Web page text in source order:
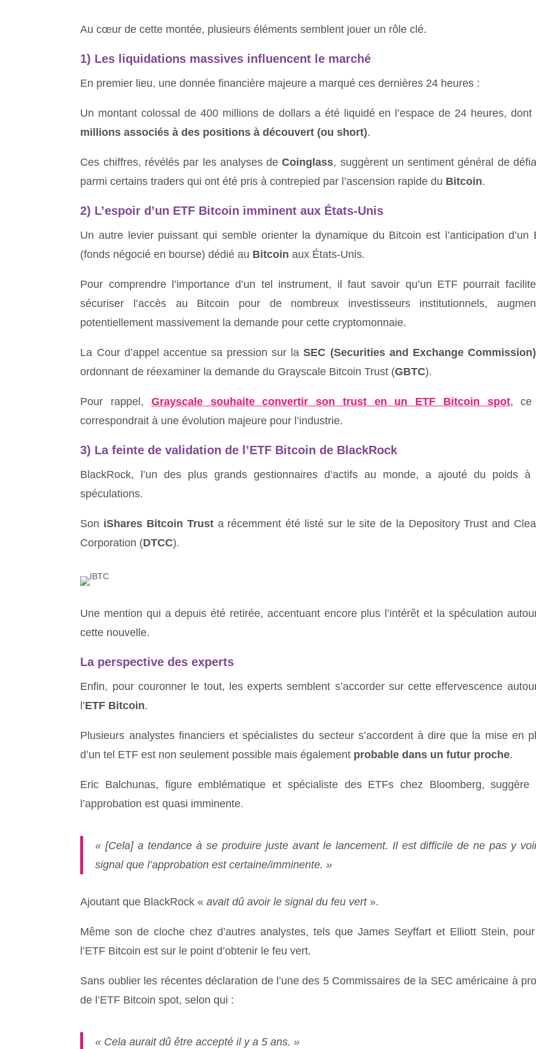
Au cœur de cette montée, plusieurs éléments semblent jouer un rôle clé.
1) Les liquidations massives influencent le marché
En premier lieu, une donnée financière majeure a marqué ces dernières 24 heures :
Un montant colossal de 400 millions de dollars a été liquidé en l’espace de 24 heures, dont
millions associés à des positions à découvert (ou short).
Ces chiffres, révélés par les analyses deCoinglass, suggèrent un sentiment général de
parmi certains traders qui ont été pris à contrepied par l’ascension rapide du Bitcoin.
2) L’espoir d’un ETF Bitcoin imminent aux États-Unis
Un autre levier puissant qui semble orienter la dynamique du Bitcoin est l’anticipation d’un
(fonds négocié en bourse) dédié au Bitcoin aux États-Unis.
Pour comprendre l’importance d’un tel instrument, il faut savoir qu’un ETF pourrait
sécuriser l’accès au Bitcoin pour de nombreux investisseurs institutionnels,
potentiellement massivement la demande pour cette cryptomonnaie.
La Cour d’appel accentue sa pression sur laSEC (Securities and Exchange
ordonnant de réexaminer la demande du Grayscale Bitcoin Trust (GBTC).
Pour rappel, Grayscale souhaite convertir son trust en un ETF Bitcoin spot, ce
correspondrait à une évolution majeure pour l’industrie.
3) La feinte de validation de l’ETF Bitcoin de BlackRock
BlackRock, l’un des plus grands gestionnaires d’actifs au monde, a ajouté du poids à
spéculations.
Son iShares Bitcoin Trusta récemment été listé sur le site de la Depository Trust and
Corporation (DTCC).
Une mention qui a depuis été retirée, accentuant encore plus l’intérêt et la spéculation
cette nouvelle.
La perspective des experts
Enfin, pour couronner le tout, les experts semblent s’accorder sur cette effervescence
l’ETF Bitcoin.
Plusieurs analystes financiers et spécialistes du secteur s’accordent à dire que la mise en
d’un tel ETF est non seulement possible mais également probable dans un futur proche.
Eric Balchunas, figure emblématique et spécialiste des ETFs chez Bloomberg, suggère
l’approbation est quasi imminente.
« [Cela] a tendance à se produire juste avant le lancement. Il est difficile de ne pas y
signal que l’approbation est certaine/imminente. »
Ajoutant que BlackRock «avait dû avoir le signal du feu vert».
Même son de cloche chez d’autres analystes, tels que James Seyffart et Elliott Stein,
l’ETF Bitcoin est sur le point d’obtenir le feu vert.
Sans oublier les récentes déclaration de l’une des 5 Commissaires de la SEC américaine à
de l’ETF Bitcoin spot, selon qui :
« Cela aurait dû être accepté il y a 5 ans. »